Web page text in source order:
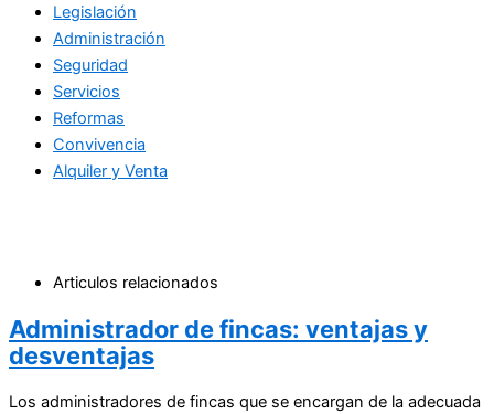
Legislación
Administración
Seguridad
Servicios
Reformas
Convivencia
Alquiler y Venta
Articulos relacionados
Administrador de fincas: ventajas y
desventajas
Los administradores de fincas que se encargan de la adecuada